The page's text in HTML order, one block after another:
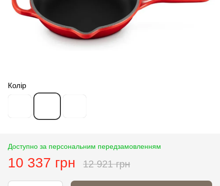
Колір
Доступно за персональним передзамовленням
10 337 грн 12 921 грн